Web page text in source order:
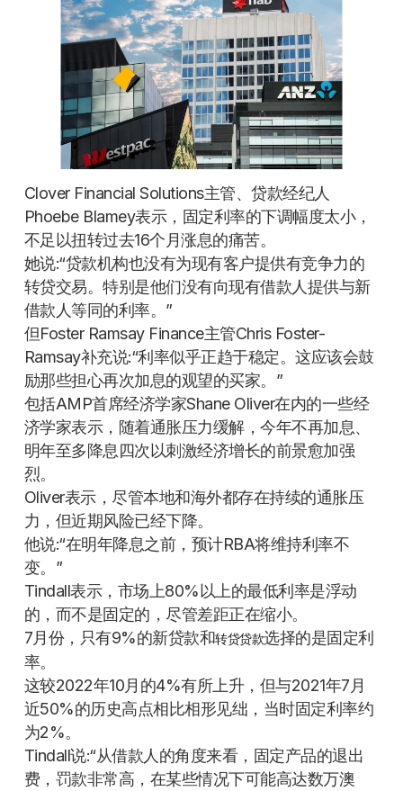
Clover Financial Solutions主管、贷款经纪人
Phoebe Blamey表示，固定利率的下调幅度太小，
不足以扭转过去16个月涨息的痛苦。
她说:“贷款机构也没有为现有客户提供有竞争力的
转贷交易。特别是他们没有向现有借款人提供与新
借款人等同的利率。”
但Foster Ramsay Finance主管Chris Foster-
Ramsay补充说:“利率似乎正趋于稳定。这应该会鼓
励那些担心再次加息的观望的买家。”
包括AMP首席经济学家Shane Oliver在内的一些经
济学家表示，随着通胀压力缓解，今年不再加息、
明年至多降息四次以刺激经济增长的前景愈加强
烈。
Oliver表示，尽管本地和海外都存在持续的通胀压
力，但近期风险已经下降。
他说:“在明年降息之前，预计RBA将维持利率不
变。”
Tindall表示，市场上80%以上的最低利率是浮动
的，而不是固定的，尽管差距正在缩小。
7月份，只有9%的新贷款和转贷贷款选择的是固定利
率。
这较2022年10月的4%有所上升，但与2021年7月
近50%的历史高点相比相形见绌，当时固定利率约
为2%。
Tindall说:“从借款人的角度来看，固定产品的退出
费，罚款非常高，在某些情况下可能高达数万澳